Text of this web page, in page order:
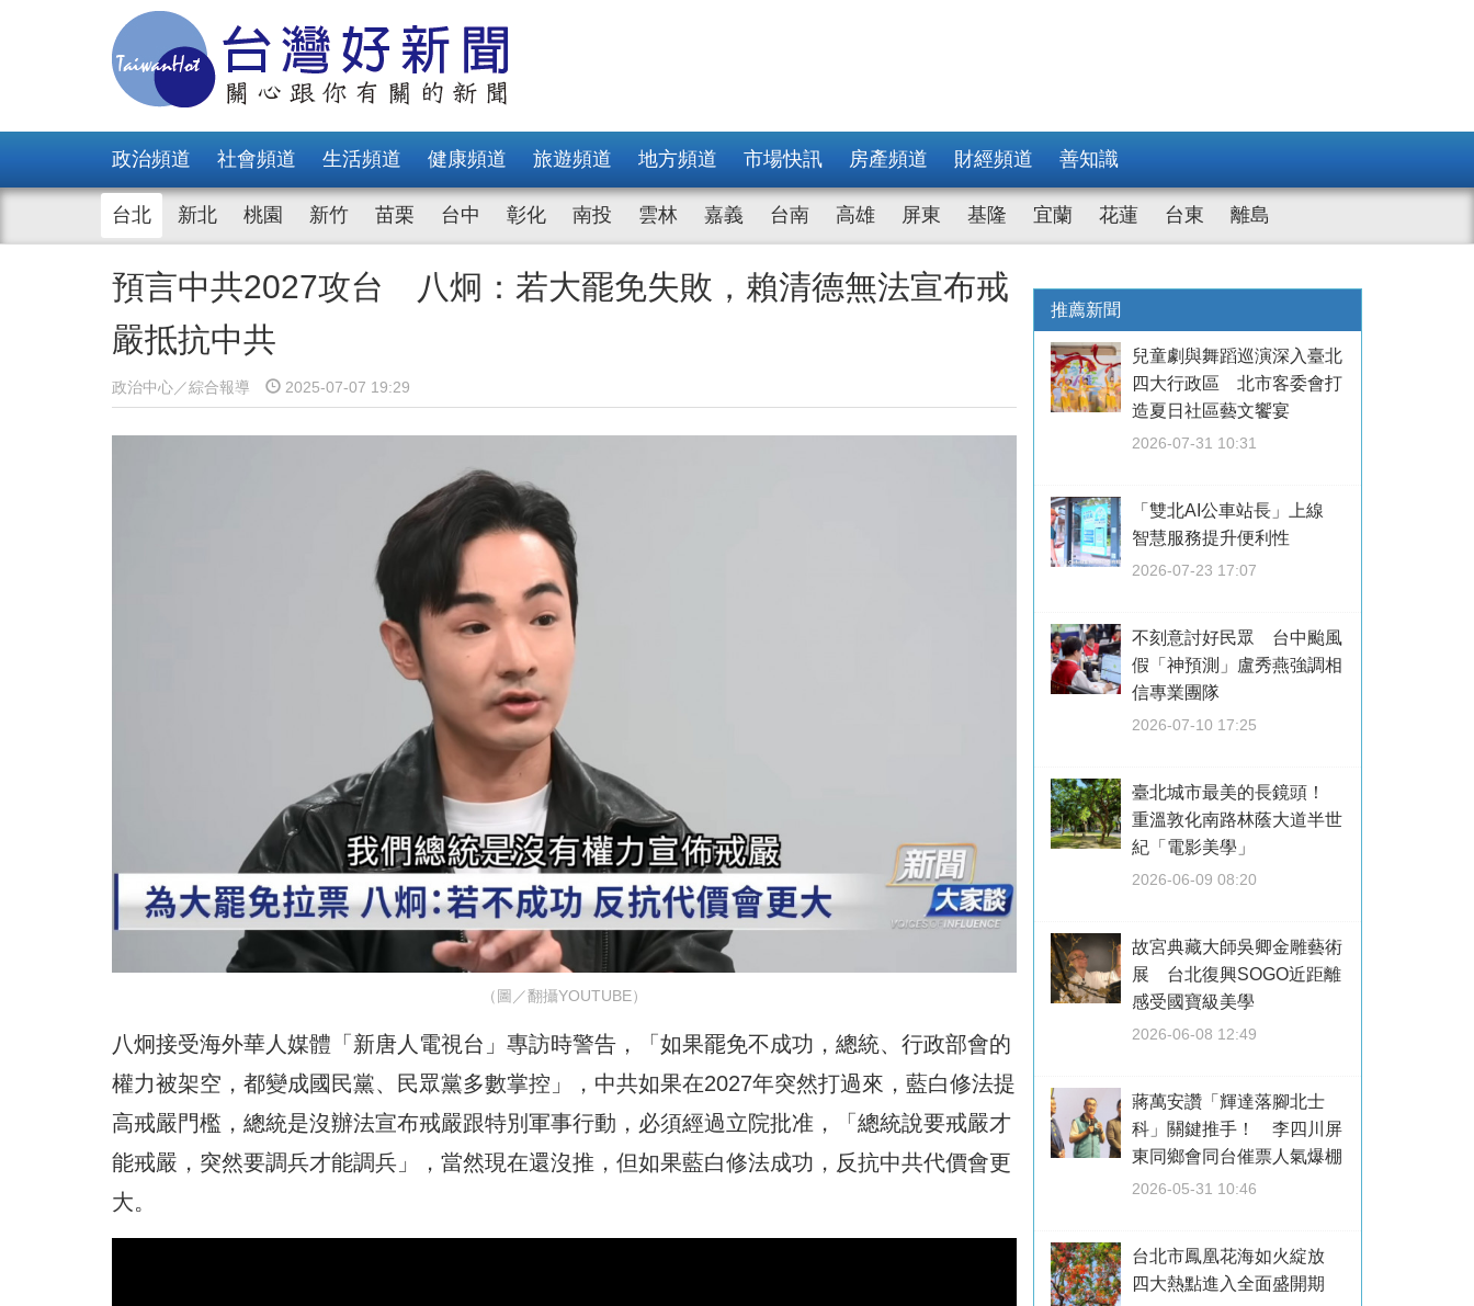
政治頻道 社會頻道 生活頻道 健康頻道 旅遊頻道 地方頻道 市場快訊 房產頻道 財經頻道 善知識
台北 新北 桃園 新竹 苗栗 台中 彰化 南投 雲林 嘉義 台南 高雄 屏東 基隆 宜蘭 花蓮 台東 離島
預言中共2027攻台 八炯：若大罷免失敗，賴清德無法宣布戒
嚴抵抗中共
政治中心／綜合報導 2025-07-07 19:29
（圖／翻攝YOUTUBE）
八炯接受海外華人媒體 「新唐人電視台」 專訪時警告，「如果罷免不成功，總統、行政部會的
權力被架空，都變成國民黨、民眾黨多數掌控」，中共如果在2027年突然打過來，藍白修法提
高戒嚴門檻，總統是沒辦法宣布戒嚴跟特別軍事行動，必須經過立院批准，「總統說要戒嚴才
能戒嚴，突然要調兵才能調兵」，當然現在還沒推，但如果藍白修法成功，反抗中共代價會更
大。
推薦新聞
兒童劇與舞蹈巡演深入臺北
四大行政區 北市客委會打
造夏日社區藝文饗宴
2026-07-31 10:31
「雙北AI公車站長」上線
智慧服務提升便利性
2026-07-23 17:07
不刻意討好民眾 台中颱風
假「神預測」盧秀燕強調相
信專業團隊
2026-07-10 17:25
臺北城市最美的長鏡頭！
重溫敦化南路林蔭大道半世
紀「電影美學」
2026-06-09 08:20
故宮典藏大師吳卿金雕藝術
展 台北復興SOGO近距離
感受國寶級美學
2026-06-08 12:49
蔣萬安讚「輝達落腳北士
科」關鍵推手！ 李四川屏
東同鄉會同台催票人氣爆棚
2026-05-31 10:46
台北市鳳凰花海如火綻放
四大熱點進入全面盛開期